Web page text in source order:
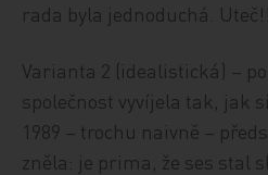
rada byla jednoduchá.
Varianta 2 (idealistická) –
společnost vyvíjela tak, jak
1989 – trochu naivně –
zněla: je prima, že ses stal